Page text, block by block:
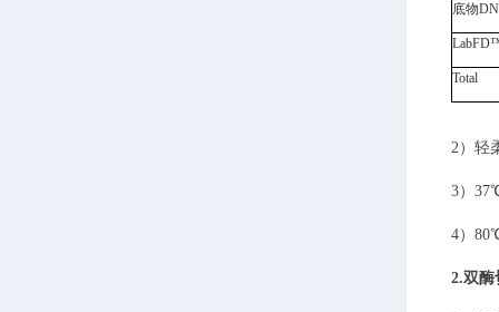
底物
LabFD
Total
2） 轻
3）
4）
2.双酶